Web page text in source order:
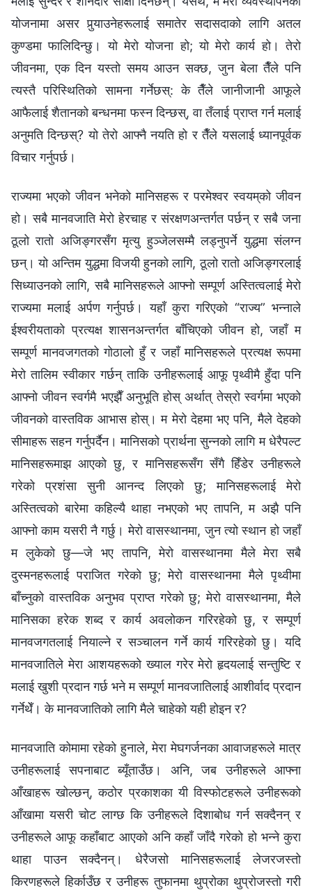
योजनामा असर पुर्‍याउनेहरूलाई समातेर सदासदाको लागि अतल
कुण्डमा फालिदिन्छु। यो मेरो योजना हो; यो मेरो कार्य हो। तेरो
जीवनमा, एक दिन यस्तो समय आउन सक्छ, जुन बेला तैँले पनि
त्यस्तै परिस्थितिको सामना गर्नेछस्: के तैँले जानीजानी आफूले
आफैलाई शैतानको बन्धनमा फस्‍न दिन्छस्, वा तँलाई प्राप्त गर्न मलाई
अनुमति दिन्छस्? यो तेरो आफ्नै नयति हो र तैँले यसलाई ध्यानपूर्वक
विचार गर्नुपर्छ।
राज्यमा भएको जीवन भनेको मानिसहरू र परमेश्‍वर स्वयम्‌को जीवन
हो। सबै मानवजाति मेरो हेरचाह र संरक्षणअन्तर्गत पर्छन् र सबै जना
ठूलो रातो अजिङ्गरसँग मृत्यु हुञ्‍जेलसम्मै लड्नुपर्ने युद्धमा संलग्‍न
छन्। यो अन्तिम युद्धमा विजयी हुनको लागि, ठूलो रातो अजिङ्गरलाई
सिध्याउनको लागि, सबै मानिसहरूले आफ्नो सम्पूर्ण अस्तित्वलाई मेरो
राज्यमा मलाई अर्पण गर्नुपर्छ। यहाँ कुरा गरिएको “राज्य” भन्‍नाले
ईश्‍वरीयताको प्रत्यक्ष शासनअन्तर्गत बाँचिएको जीवन हो, जहाँ म
सम्पूर्ण मानवजगतको गोठालो हुँ र जहाँ मानिसहरूले प्रत्यक्ष रूपमा
मेरो तालिम स्वीकार गर्छन् ताकि उनीहरूलाई आफू पृथ्वीमै हुँदा पनि
आफ्नो जीवन स्वर्गमै भएझैँ अनुभूति होस् अर्थात् तेस्रो स्वर्गमा भएको
जीवनको वास्तविक आभास होस्। म मेरो देहमा भए पनि, मैले देहको
सीमाहरू सहन गर्नुपर्दैन। मानिसको प्रार्थना सुन्‍नको लागि म धेरैपल्ट
मानिसहरूमाझ आएको छु, र मानिसहरूसँग सँगै हिँडेर उनीहरूले
गरेको प्रशंसा सुनी आनन्द लिएको छु; मानिसहरूलाई मेरो
अस्तित्वको बारेमा कहिल्यै थाहा नभएको भए तापनि, म अझै पनि
आफ्नो काम यसरी नै गर्छु। मेरो वासस्थानमा, जुन त्यो स्थान हो जहाँ
म लुकेको छु—जे भए तापनि, मेरो वासस्थानमा मैले मेरा सबै
दुस्मनहरूलाई पराजित गरेको छु; मेरो वासस्थानमा मैले पृथ्वीमा
बाँच्‍नुको वास्तविक अनुभव प्राप्त गरेको छु; मेरो वासस्थानमा, मैले
मानिसका हरेक शब्द र कार्य अवलोकन गरिरहेको छु, र सम्पूर्ण
मानवजगतलाई नियाल्ने र सञ्‍चालन गर्ने कार्य गरिरहेको छु। यदि
मानवजातिले मेरा आशयहरूको ख्याल गरेर मेरो हृदयलाई सन्तुष्टि र
मलाई खुशी प्रदान गर्छ भने म सम्पूर्ण मानवजातिलाई आशीर्वाद प्रदान
गर्नेथेँ। के मानवजातिको लागि मैले चाहेको यही होइन र?
मानवजाति कोमामा रहेको हुनाले, मेरा मेघगर्जनका आवाजहरूले मात्र
उनीहरूलाई सपनाबाट ब्यूँताउँछ। अनि, जब उनीहरूले आफ्ना
आँखाहरू खोल्छन्, कठोर प्रकाशका यी विस्फोटहरूले उनीहरूको
आँखामा यसरी चोट लाग्छ कि उनीहरूले दिशाबोध गर्न सक्दैनन् र
उनीहरूले आफू कहाँबाट आएको अनि कहाँ जाँदै गरेको हो भन्‍ने कुरा
थाहा पाउन सक्दैनन्। धेरैजसो मानिसहरूलाई लेजरजस्तो
किरणहरूले हिर्काउँछ र उनीहरू तुफानमा थुप्रोका थुप्रोजस्तो गरी